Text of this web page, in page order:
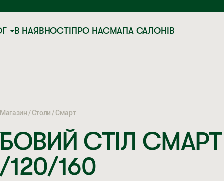
В НАЯВНОСТІ ПРО НАСМАПА САЛОНІВ
Магазин Столи Смарт
СТІЛ
160